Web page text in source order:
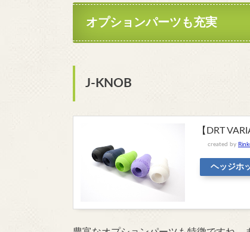
オプションパーツも充実
J-KNOB
【DRT
created by
ヘッジホ